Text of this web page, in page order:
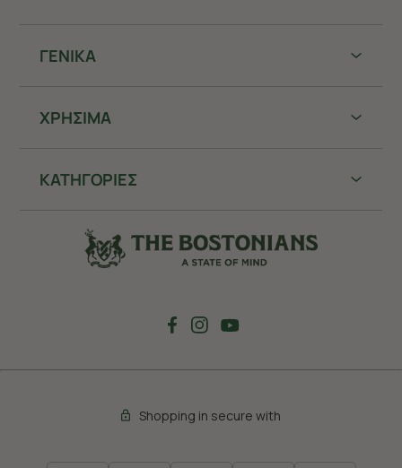
ΓΕΝΙΚΑ
ΧΡHΣΙΜΑ
ΚΑΤΗΓΟΡΙΕΣ
Shopping in secure with